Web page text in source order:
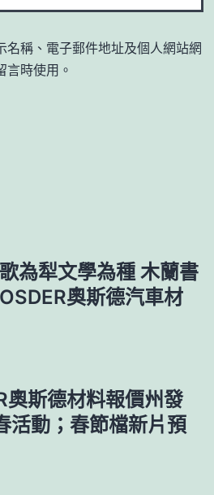
名稱、電子郵件地址及個人網站網
言時使用。
為犁文學為種 木蘭書
奧斯德汽車材
奧斯德材料報價州發
動；春節檔新片預